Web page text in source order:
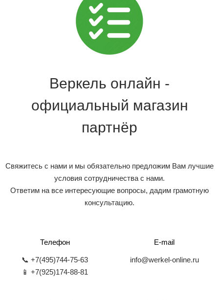
Веркель онлайн -
официальный магазин
партнёр
Свяжитесь с нами и мы обязательно предложим Вам лучшие
условия сотрудничества с нами.
Ответим на все интересующие вопросы, дадим грамотную
консультацию.
Телефон
📞 +7(495)744-75-63
📱 +7(925)174-88-81
E-mail
info@werkel-online.ru